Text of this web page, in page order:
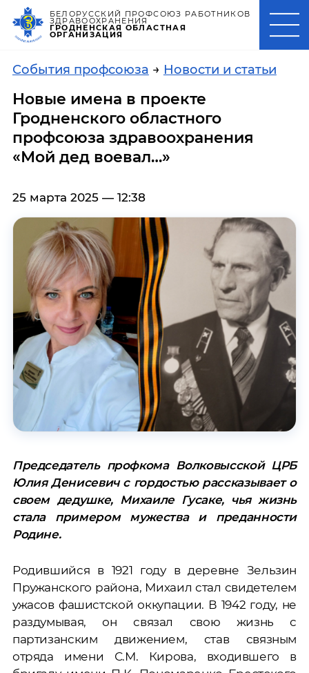
БЕЛОРУССКИЙ ПРОФСОЮЗ РАБОТНИКОВ
ЗДРАВООХРАНЕНИЯ
ГРОДНЕНСКАЯ ОБЛАСТНАЯ
ОРГАНИЗАЦИЯ
События профсоюза → Новости и статьи
Новые имена в проекте
Гродненского областного
профсоюза здравоохранения
«Мой дед воевал…»
25 марта 2025 — 12:38
Председатель профкома Волковысской ЦРБ
Юлия Денисевич с гордостью рассказывает о
своем дедушке, Михаиле Гусаке, чья жизнь
стала примером мужества и преданности
Родине.
Родившийся в 1921 году в деревне Зельзин
Пружанского района, Михаил стал свидетелем
ужасов фашистской оккупации. В 1942 году, не
раздумывая, он связал свою жизнь с
партизанским движением, став связным
отряда имени С.М. Кирова, входившего в